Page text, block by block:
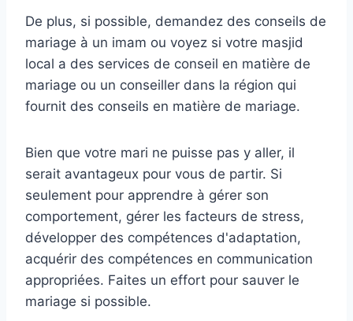
De plus, si possible, demandez des conseils de
mariage à un imam ou voyez si votre masjid
local a des services de conseil en matière de
mariage ou un conseiller dans la région qui
fournit des conseils en matière de mariage.
Bien que votre mari ne puisse pas y aller, il
serait avantageux pour vous de partir. Si
seulement pour apprendre à gérer son
comportement, gérer les facteurs de stress,
développer des compétences d'adaptation,
acquérir des compétences en communication
appropriées. Faites un effort pour sauver le
mariage si possible.